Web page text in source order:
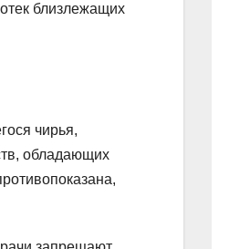
близлежащих
чирья,
обладающих